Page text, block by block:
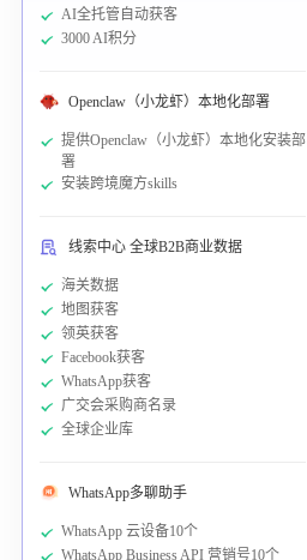
AI全托管自动获客
3000 AI积分
Openclaw（小龙虾）本地化部署
提供Openclaw（小龙虾）本地化安装部
署
安装跨境魔方skills
线索中心 全球B2B商业数据
海关数据
地图获客
领英获客
Facebook获客
WhatsApp获客
广交会采购商名录
全球企业库
WhatsApp多聊助手
WhatsApp 云设备10个
WhatsApp Business API 营销号10个